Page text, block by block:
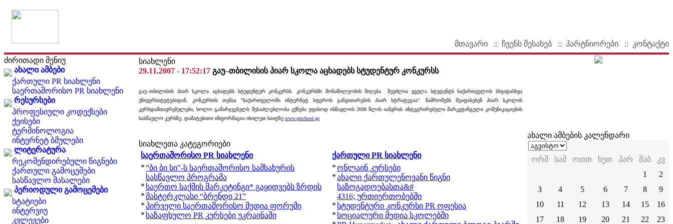
მთავარი :: ჩვენს შესახებ :: პარტნიორები :: კონტაქტი
ძირითადი მენიუ
ახალი ამბები
ქართული PR სიახლენი
საერთაშორისო PR სიახლენი
რესურსები
პროფესიული კოდექსები
ქეისები
ტერმინოლოგია
ინტერნეტ ბმულები
ლიტერატურა
რეკომენდირებული წიგნები
ქართული გამოცემები
სასწავლო მასალები
პერიოდული გამოცემები
სტატიები
ინტერვიუ
კვლევები
სიახლენი
29.11.2007 - 17:52:17 გაუ–თბილისის პიარ სკოლა აცხადებს სტუდენტურ კონკურსს
გაუ–თბილისის პიარ სკოლა აცხადებს სტუდენტურ კონკურსს. კონკურსში მონაწილეობის მიღება შეუძლია ყველა სტუდენტს საქართველოს სხვადასხვა
უნივერსიტეტებიდან. კონკურსის თემაა "საქართველოში ინტერნეტ სფეროს განვითარების პიარ სტრატეგია". ნაშრომებს შეაფასებენ პიარ სკოლის
კურსდამთავრებულები, ხოლო გამარჯვებულს შესაძლებლობა ექნება უფასოდ ისწავლოს 2008 წლის იანვრის ინტეგრირებული მარკეტინგული კომუნიკაციების
სასწავლო კურსზე. დამატებითი ინფორმაცია იხილეთ საიტზე www.prschool.ge
სიახლეთა კატეგორიები
საერთაშორისო PR სიახლენი
*”ბი ბი სი”-ს საერთაშორისო სამსახურის
სასწავლო პროგრამა
* საერთო საქმის მარკეტინგი* გაყიდვებს ზრდის
*მასტერკლასი “ბრენდი 21”
*პირველი საერთაშორისო მედია ფორუმი
* საზაფხულო PR კურსები უკრაინაში
ქართული PR სიახლენი
*ონლაინ კურსები
*ახალი ქართულენოვანი წიგნი
საზოგადოებასთა&#
4316; ურთიერთობებში
* სტუდენტური კონკურსი PR ოფესია
* სოციალური მედია სკოლებში
ახალი ამბების კალენდარი
ორშ სამ ოთთ ხუთ პარ შაბ
კვ
1
2
3
4 5 6 7 8
9
10
11 12 13 14 15
16
17
18 19 20 21 22
23